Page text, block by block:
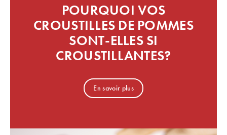
POURQUOI VOS
CROUSTILLES DE POMMES
SONT-ELLES SI
CROUSTILLANTES?
En savoir plus